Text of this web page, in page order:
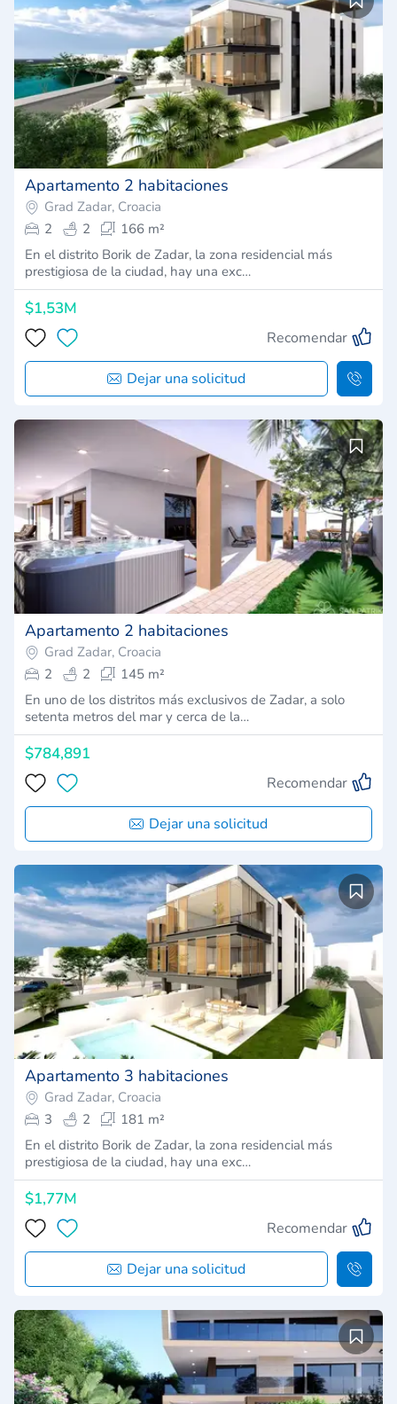
Apartamento 2 habitaciones
Grad Zadar, Croacia
2
2
166 m²
En el distrito Borik de Zadar, la zona residencial más
prestigiosa de la ciudad, hay una exc…
$1,53M
Recomendar
Dejar una solicitud
Apartamento 2 habitaciones
Grad Zadar, Croacia
2
2
145 m²
En uno de los distritos más exclusivos de Zadar, a solo
setenta metros del mar y cerca de la…
$784,891
Recomendar
Dejar una solicitud
Apartamento 3 habitaciones
Grad Zadar, Croacia
3
2
181 m²
En el distrito Borik de Zadar, la zona residencial más
prestigiosa de la ciudad, hay una exc…
$1,77M
Recomendar
Dejar una solicitud